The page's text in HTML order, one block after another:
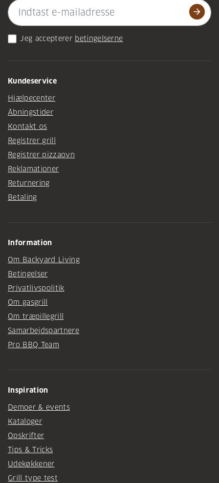
arrow_forward
Jeg accepterer betingelserne
Kundeservice
Hjælpecenter
Åbningstider
Kontakt os
Registrer grill
Registrer pizzaovn
Reklamationer
Returnering
Betaling
Information
Om Backyard Living
Betingelser
Privatlivspolitik
Om gasgrill
Om træpillegrill
Samarbejdspartnere
Pro BBQ Team
Inspiration
Demoer & events
Kataloger
Opskrifter
Tips & Tricks
Udekøkkener
Grill type test